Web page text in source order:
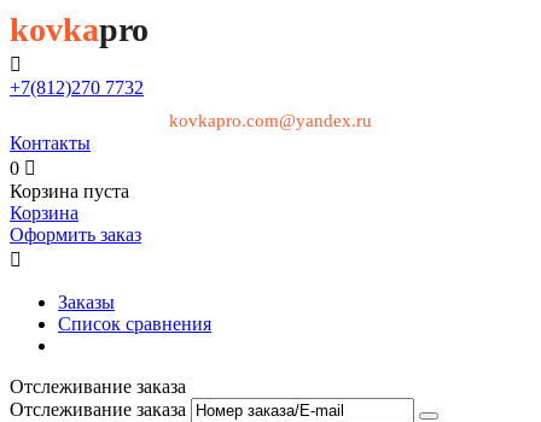
kovkapro

+7(812)270 7732
kovkapro.com@yandex.ru
Контакты
0 
Корзина пуста
Корзина
Оформить заказ

Заказы
Список сравнения
Отслеживание заказа
Отслеживание заказа